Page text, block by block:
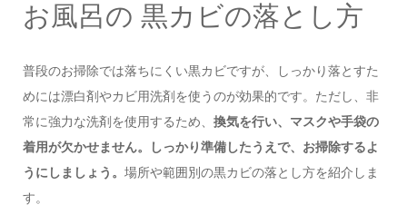
お風呂の 黒カビの落とし方
普段のお掃除では落ちにくい黒カビですが、しっかり落とすた
めには漂白剤やカビ用洗剤を使うのが効果的です。ただし、非
常に強力な洗剤を使用するため、 換気を行い、マスクや手袋の
着用が欠かせません。しっかり準備したうえで、お掃除するよ
うにしましょう。 場所や範囲別の黒カビの落とし方を紹介しま
す。